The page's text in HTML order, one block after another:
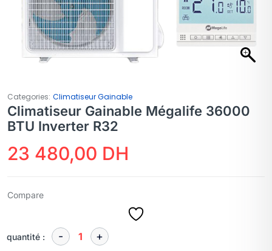
Categories: Climatiseur Gainable
Climatiseur Gainable Mégalife 36000
BTU Inverter R32
23 480,00 DH
Compare
quantité :